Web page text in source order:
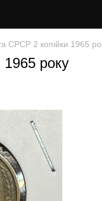
СРСР 2 копійки 1965
року